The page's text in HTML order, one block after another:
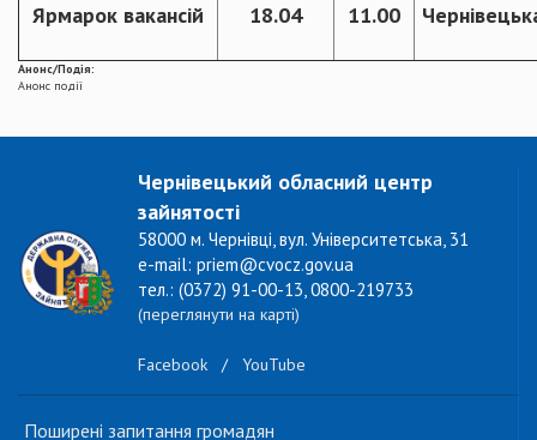
Ярмарок вакансій 18.04 11.00
Анонс/Подія:
Анонс події
Чернівецький обласний центр
зайнятості
58000 м. Чернівці, вул. Університетська, 31
e-mail: priem@cvocz.gov.ua
тел.: (0372) 91-00-13, 0800-219733
(переглянути на карті)
Facebook / YouTube
Поширені запитання громадян